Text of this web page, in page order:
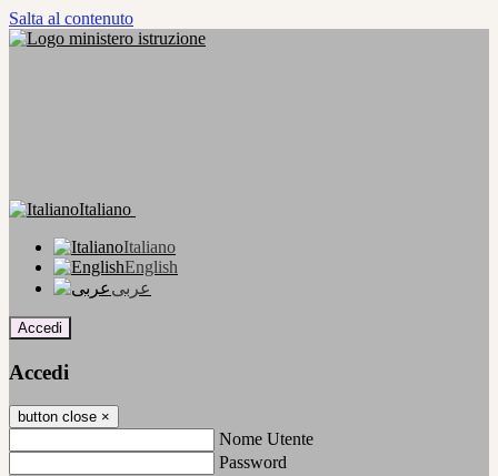
Salta al contenuto
Italiano
Italiano
English
عربى
Accedi
Accedi
button close ×
Nome Utente
Password